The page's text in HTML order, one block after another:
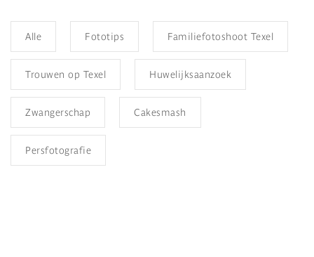
Alle Fototips Familiefotoshoot Texel
Trouwen op Texel Huwelijksaanzoek
Zwangerschap Cakesmash
Persfotografie